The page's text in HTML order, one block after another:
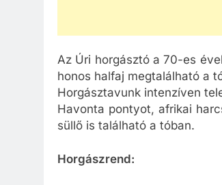
Az Úri horgásztó a 70-es
honos halfaj megtalálható a
Horgásztavunk intenzíven
Havonta pontyot, afrikai
süllő is található a tóban.
Horgászrend: